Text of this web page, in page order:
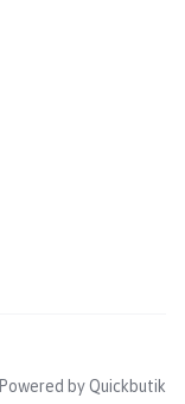
Powered by Quickbutik